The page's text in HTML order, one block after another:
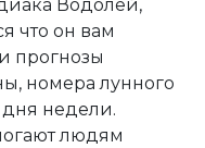
Водолей,
что он вам
прогнозы
номера лунного
дня недели.
людям